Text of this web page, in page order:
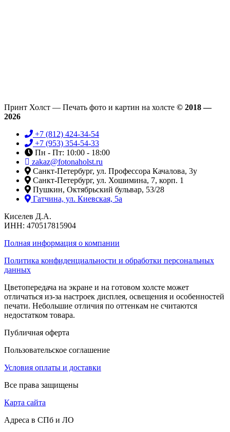
Принт Холст — Печать фото и картин на холсте © 2018 —
2026
+7 (812) 424-34-54
+7 (953) 354-54-33
Пн - Пт: 10:00 - 18:00
zakaz@fotonaholst.ru
Санкт-Петербург, ул. Профессора Качалова, 3у
Санкт-Петербург, ул. Хошимина, 7, корп. 1
Пушкин, Октябрьский бульвар, 53/28
Гатчина, ул. Киевская, 5а
Киселев Д.А.
ИНН: 470517815904
Полная информация о компании
Политика конфиденциальности и обработки персональных
данных
Цветопередача на экране и на готовом холсте может
отличаться из-за настроек дисплея, освещения и особенностей
печати. Небольшие отличия по оттенкам не считаются
недостатком товара.
Публичная оферта
Пользовательское соглашение
Условия оплаты и доставки
Все права защищены
Карта сайта
Адреса в СПб и ЛО